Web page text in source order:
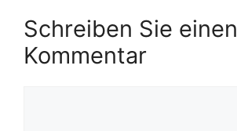
Schreiben Sie einen
Kommentar